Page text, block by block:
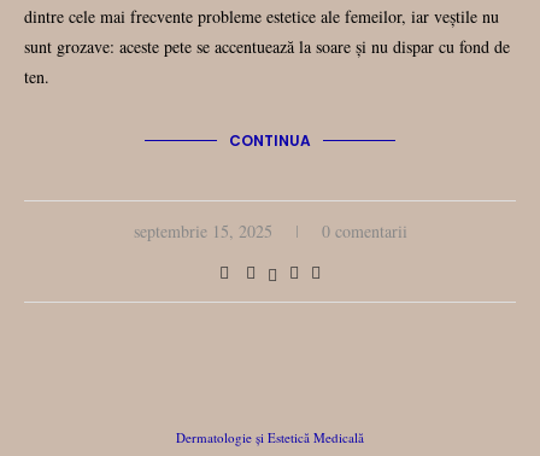
dintre cele mai frecvente probleme estetice ale femeilor, iar veștile nu
sunt grozave: aceste pete se accentuează la soare și nu dispar cu fond de
ten.
CONTINUA
septembrie 15, 2025 0 comentarii
Dermatologie și Estetică Medicală